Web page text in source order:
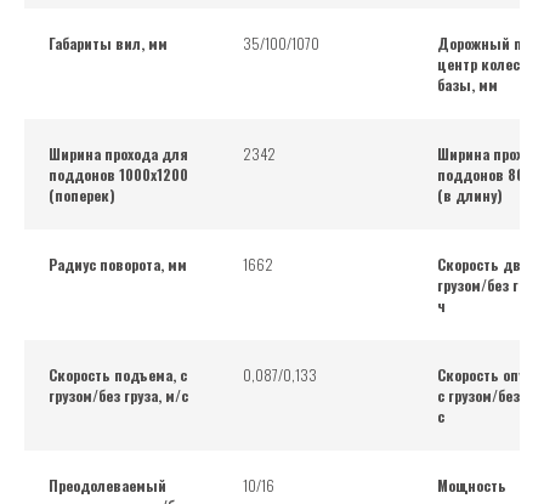
Габариты вил, мм 35/100/1070
Дорожный
центр колесной
базы, мм
Ширина прохода для
поддонов 1000х1200
(поперек)
2342
Ширина
поддонов
(в длину)
Радиус поворота, мм 1662
Скорость
грузом/без
ч
Скорость подъема, с
грузом/без груза, м/с
0,087/0,133
Скорость
с грузом/без
с
Преодолеваемый
10/16
Мощность